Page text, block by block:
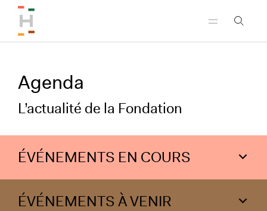
Agenda
L’actualité de la Fondation
ÉVÉNEMENTS EN COURS
ÉVÉNEMENTS À VENIR